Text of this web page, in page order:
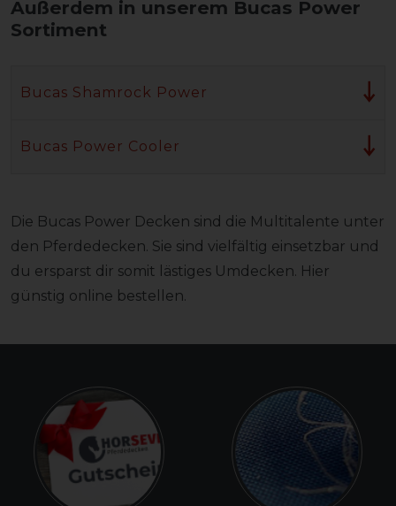
Außerdem in unserem Bucas Power
Sortiment
Bucas Shamrock Power
Bucas Power Cooler
Die Bucas Power Decken sind die Multitalente unter
den Pferdedecken. Sie sind vielfältig einsetzbar und
du ersparst dir somit lästiges Umdecken. Hier
günstig online bestellen.